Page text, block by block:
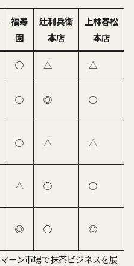
福寿
園
辻利兵衛
本店
上林春松
本店
○ △ △
○ ◎ ○
○ △ △
△ ○ ○
◎ ○ ◎
ーン市場で抹茶ビジネスを展